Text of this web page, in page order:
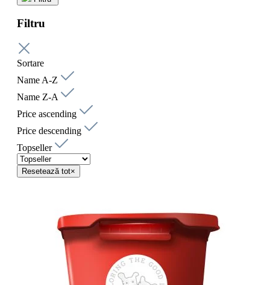
Filtru
Sortare
Name A-Z
Name Z-A
Price ascending
Price descending
Topseller
Resetează tot×